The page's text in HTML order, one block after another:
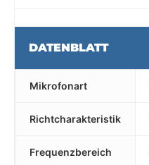
DATENBLATT
Mikrofonart
Richtcharakteristik
Frequenzbereich